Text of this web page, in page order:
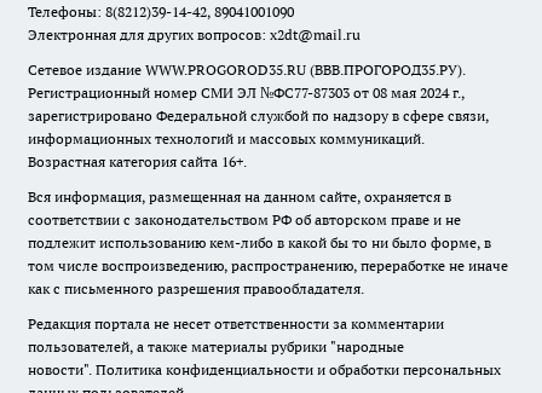
Телефоны: 8(8212)39-14-42, 89041001090
Электронная для других вопросов: x2dt@mail.ru
Сетевое издание WWW.PROGOROD35.RU (ВВВ.ПРОГОРОД35.РУ).
Регистрационный номер СМИ ЭЛ №ФС77-87303 от 08 мая 2024 г.,
зарегистрировано Федеральной службой по надзору в сфере связи,
информационных технологий и массовых коммуникаций.
Возрастная категория сайта 16+.
Вся информация, размещенная на данном сайте, охраняется в
соответствии с законодательством РФ об авторском праве и не
подлежит использованию кем-либо в какой бы то ни было форме, в
том числе воспроизведению, распространению, переработке не иначе
как с письменного разрешения правообладателя.
Редакция портала не несет ответственности за комментарии
пользователей, а также материалы рубрики "народные
новости". Политика конфиденциальности и обработки персональных